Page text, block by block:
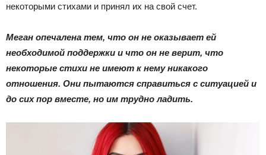
некоторыми стихами и принял их на свой счет.
Меган опечалена тем, что он не оказывает ей
необходимой поддержки и что он не верит, что
некоторые стихи не имеют к нему никакого
отношения. Они пытаются справиться с ситуацией и
до сих пор вместе, но им трудно ладить.